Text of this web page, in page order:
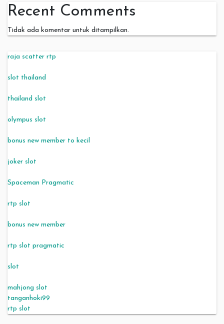
Recent Comments
Tidak ada komentar untuk ditampilkan.
raja scatter rtp
slot thailand
thailand slot
olympus slot
bonus new member to kecil
joker slot
Spaceman Pragmatic
rtp slot
bonus new member
rtp slot pragmatic
slot
mahjong slot
tanganhoki99
rtp slot